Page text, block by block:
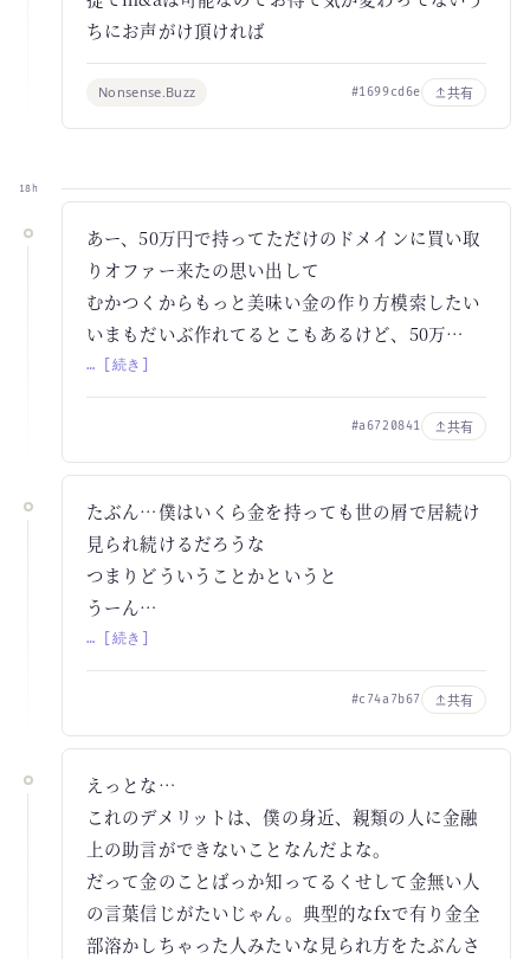
ちにお声がけ頂ければ
Nonsense.Buzz #1699cd6e 共有
18h
あー、50万円で持ってただけのドメインに買い取
りオファー来たの思い出して
むかつくからもっと美味い金の作り方模索したい
いまもだいぶ作れてるとこもあるけど、50万…
… [続き]
#a6720841 共有
たぶん…僕はいくら金を持っても世の屑で居続け
見られ続けるだろうな
つまりどういうことかというと
うーん…
… [続き]
#c74a7b67 共有
えっとな…
これのデメリットは、僕の身近、親類の人に金融
上の助言ができないことなんだよな。
だって金のことばっか知ってるくせして金無い人
の言葉信じがたいじゃん。典型的なfxで有り金全
部溶かしちゃった人みたいな見られ方をたぶんさ